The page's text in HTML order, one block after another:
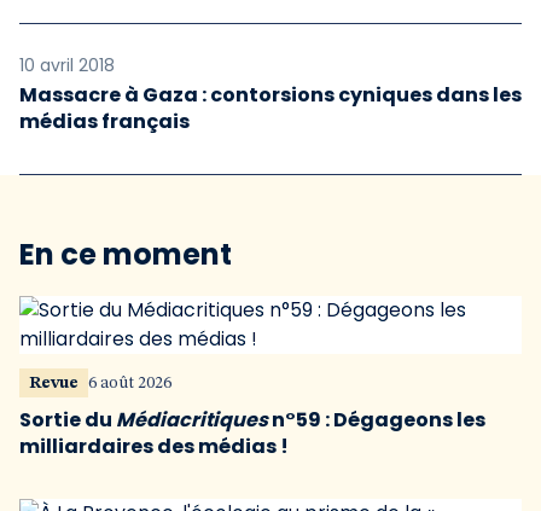
10 avril 2018
Massacre à Gaza : contorsions cyniques dans les
médias français
En ce moment
Revue 6 août 2026
Sortie du Médiacritiquesn°59 : Dégageons les
milliardaires des médias !